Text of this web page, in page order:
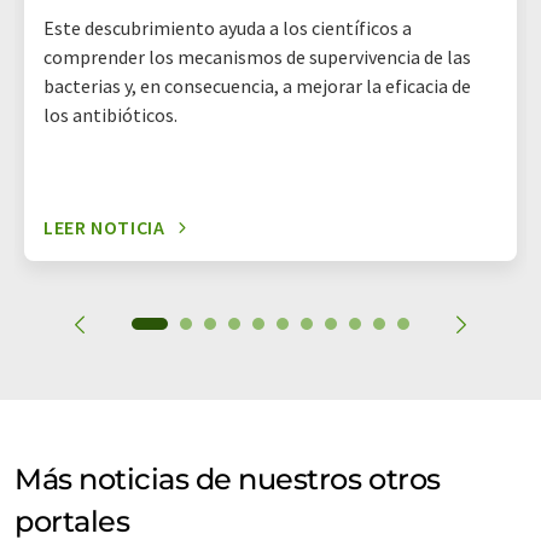
Este descubrimiento ayuda a los científicos a
comprender los mecanismos de supervivencia de las
bacterias y, en consecuencia, a mejorar la eficacia de
los antibióticos.
LEER NOTICIA
Más noticias de nuestros otros
portales